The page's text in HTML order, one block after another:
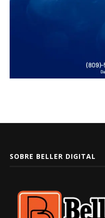
SOBRE BELLER DIGITAL